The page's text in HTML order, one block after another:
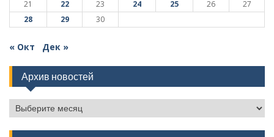
21
22 23 24 25 26
27
28
29 30
« Окт Дек »
Архив новостей
Архив
новостей